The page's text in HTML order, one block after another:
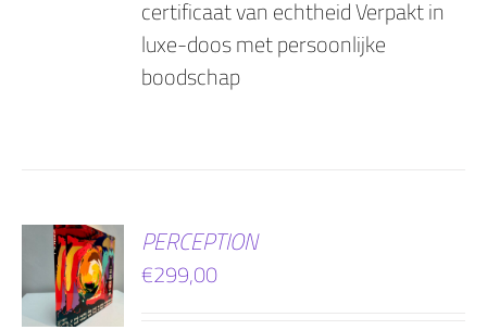
certificaat van echtheid Verpakt in
luxe-doos met persoonlijke
boodschap
PERCEPTION
€299,00